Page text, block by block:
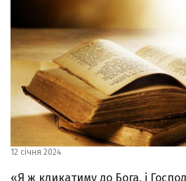
12 січня 2024
«Я ж кликатиму до Бога, і